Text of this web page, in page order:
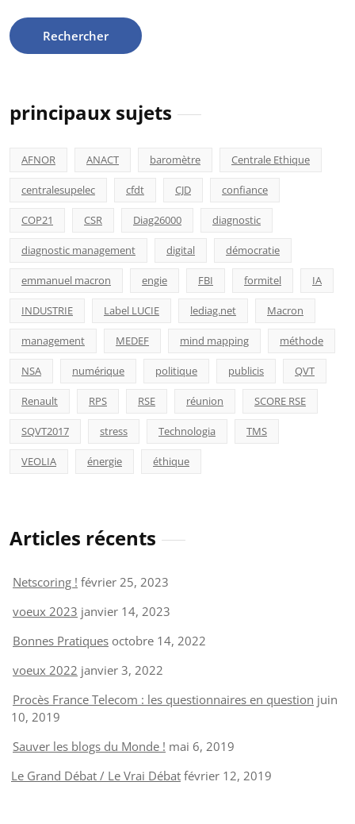
principaux sujets
AFNOR ANACT baromètre Centrale Ethique
centralesupelec cfdt CJD confiance
COP21 CSR Diag26000 diagnostic
diagnostic management digital démocratie
emmanuel macron engie FBI formitel IA
INDUSTRIE Label LUCIE lediag.net Macron
management MEDEF mind mapping méthode
NSA numérique politique publicis QVT
Renault RPS RSE réunion SCORE RSE
SQVT2017 stress Technologia TMS
VEOLIA énergie éthique
Articles récents
Netscoring ! février 25, 2023
voeux 2023 janvier 14, 2023
Bonnes Pratiques octobre 14, 2022
voeux 2022 janvier 3, 2022
Procès France Telecom : les questionnaires en question juin
10, 2019
Sauver les blogs du Monde ! mai 6, 2019
Le Grand Débat / Le Vrai Débat février 12, 2019